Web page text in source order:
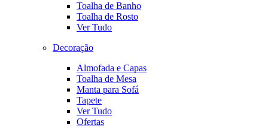
Toalha de Banho
Toalha de Rosto
Ver Tudo
Decoração
Almofada e Capas
Toalha de Mesa
Manta para Sofá
Tapete
Ver Tudo
Ofertas